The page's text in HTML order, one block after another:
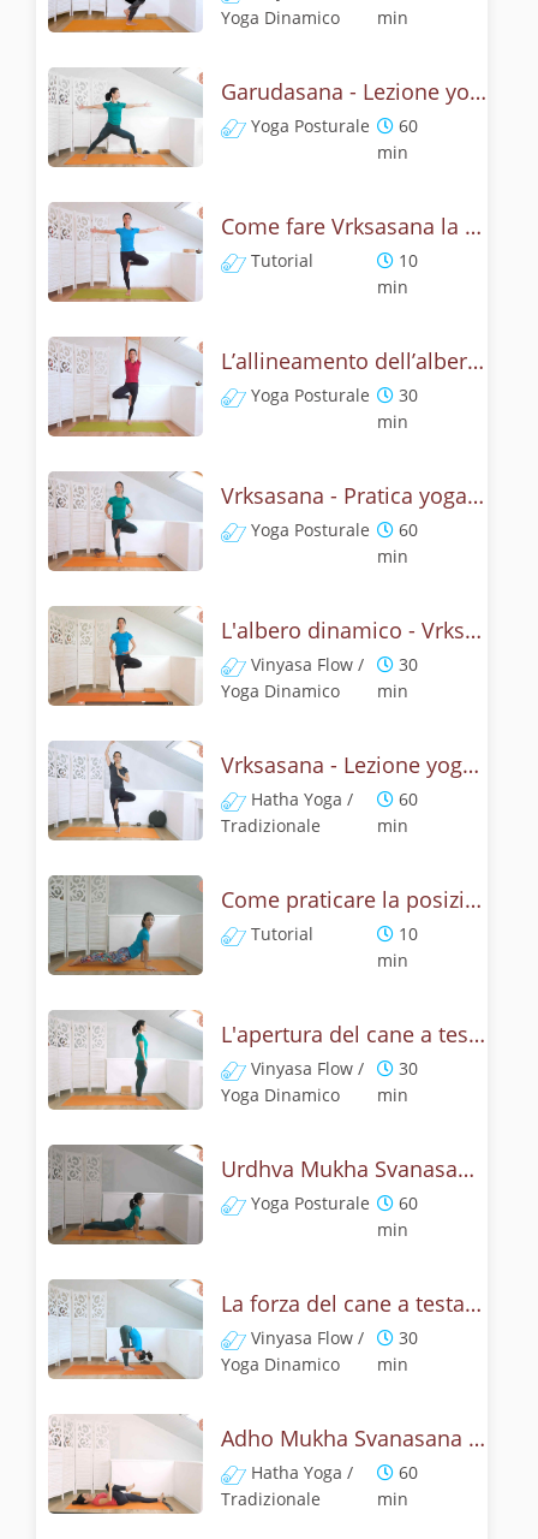
Yoga Dinamico
min
Garudasana - Lezione yoga con la storia dell'aquila
Yoga Posturale
60
min
Come fare Vrksasana la posizione dell’albero? Tutorial
Tutorial
10
min
L’allineamento dell’albero - Yoga con Vrksasana
Yoga Posturale
30
min
Vrksasana - Pratica yoga con l'anatomia dell'albero
Yoga Posturale
60
min
L'albero dinamico - Vrksasana vinyasa flow
Vinyasa Flow /
Yoga Dinamico
30
min
Vrksasana - Lezione yoga con la storia dell'albero
Hatha Yoga /
Tradizionale
60
min
Come praticare la posizione del cane a testa su, Urdhva Mukha Svanasana? Tutorial
Tutorial
10
min
L'apertura del cane a testa in su - Yoga dinamico
Vinyasa Flow /
Yoga Dinamico
30
min
Urdhva Mukha Svanasana - Pratica yoga con l'anatomia del cane a testa on su
Yoga Posturale
60
min
La forza del cane a testa in su - Yoga Dinamico
Vinyasa Flow /
Yoga Dinamico
30
min
Adho Mukha Svanasana - Lezione yoga con la storia del cane
Hatha Yoga /
Tradizionale
60
min